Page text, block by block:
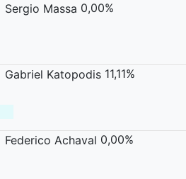
Sergio Massa 0,00%
Gabriel Katopodis 11,11%
Federico Achaval 0,00%